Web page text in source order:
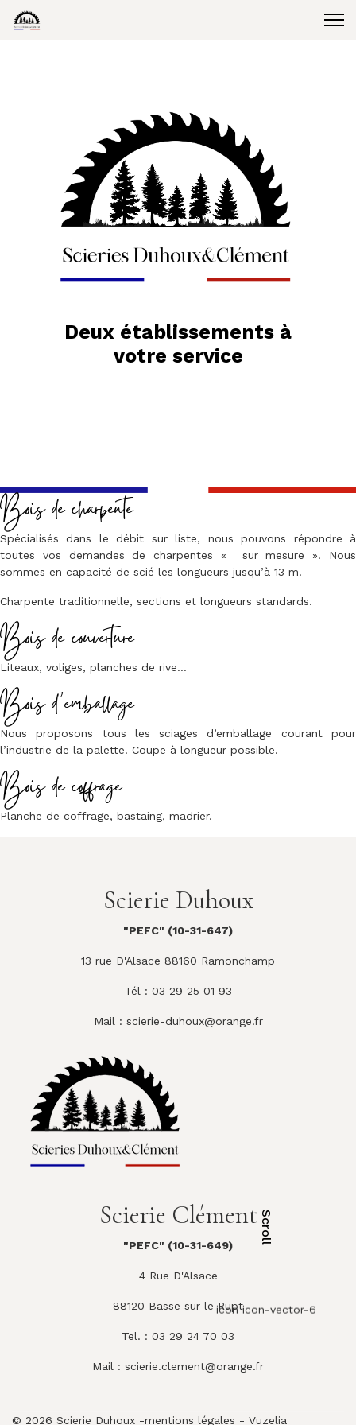
Deux établissements à
votre service
Scroll
icon icon-vector-6
Bois de charpente
Spécialisés dans le débit sur liste, nous pouvons répondre à
toutes vos demandes de charpentes « sur mesure ». Nous
sommes en capacité de scié les longueurs jusqu’à 13 m.
Charpente traditionnelle, sections et longueurs standards.
Bois de couverture
Liteaux, voliges, planches de rive…
Bois d’emballage
Nous proposons tous les sciages d’emballage courant pour
l’industrie de la palette. Coupe à longueur possible.
Bois de coffrage
Planche de coffrage, bastaing, madrier.
Scierie Duhoux
"PEFC" (10-31-647)
13 rue D'Alsace 88160 Ramonchamp
Tél : 03 29 25 01 93
Mail : scierie-duhoux@orange.fr
Scierie Clément
"PEFC" (10-31-649)
4 Rue D'Alsace
88120 Basse sur le Rupt
Tel. : 03 29 24 70 03
Mail : scierie.clement@orange.fr
© 2026 Scierie Duhoux -mentions légales - Vuzelia